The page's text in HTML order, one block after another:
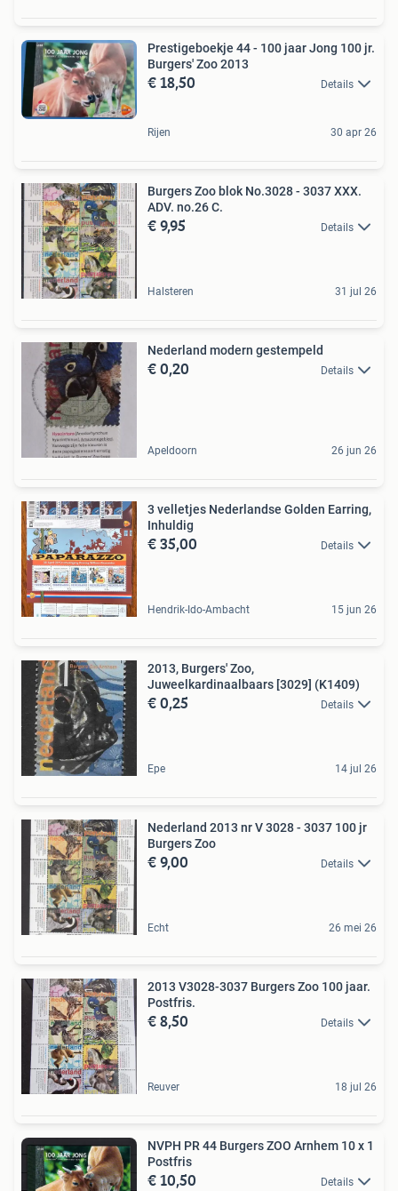
Prestigeboekje 44 - 100 jaar Jong 100 jr.
Burgers' Zoo 2013
€ 18,50 Details
Rijen 30 apr 26
Burgers Zoo blok No.3028 - 3037 XXX.
ADV. no.26 C.
€ 9,95 Details
Halsteren 31 jul 26
Nederland modern gestempeld
€ 0,20 Details
Apeldoorn 26 jun 26
3 velletjes Nederlandse Golden Earring,
Inhuldig
€ 35,00 Details
Hendrik-Ido-Ambacht 15 jun 26
2013, Burgers' Zoo,
Juweelkardinaalbaars [3029] (K1409)
€ 0,25 Details
Epe 14 jul 26
Nederland 2013 nr V 3028 - 3037 100 jr
Burgers Zoo
€ 9,00 Details
Echt 26 mei 26
2013 V3028-3037 Burgers Zoo 100 jaar.
Postfris.
€ 8,50 Details
Reuver 18 jul 26
NVPH PR 44 Burgers ZOO Arnhem 10 x 1
Postfris
€ 10,50 Details